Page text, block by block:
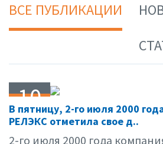
ВСЕ ПУБЛИКАЦИИ
10
07.00
В пятницу, 2-го июля 2000
РЕЛЭКС отметила свое д..
2-го июля 2000 года